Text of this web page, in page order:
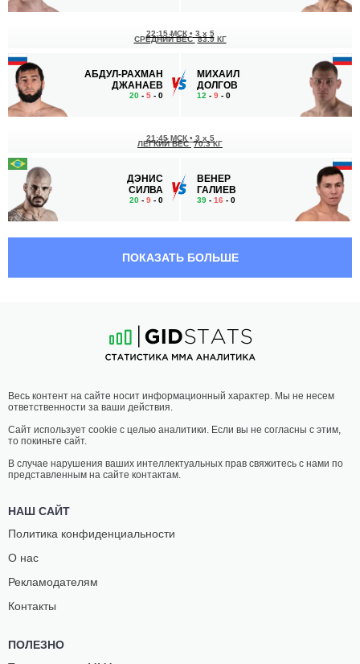
АБДУЛ-РАХМАН
ДЖАНАЕВ
20 - 5 - 0
22:15 МСК • 3 x 5
СРЕДНИЙ ВЕС 83.9 КГ
МИХАИЛ
ДОЛГОВ
12 - 9 - 0
ДЭНИС
СИЛВА
20 - 9 - 0
21:45 МСК • 3 x 5
ЛЕГКИЙ ВЕС 70.3 КГ
ВЕНЕР
ГАЛИЕВ
39 - 16 - 0
КЛЮЕВ
9-6- 1
20:45 МСК•
ПОЛУЛЕГКИЙ ВЕС 65.8 КГ
НИЗАМБЕК
ПОКАЗАТЬ БОЛЬШЕ
Весь контент на сайте носит информационный характер. Мы не несем
ответственности за ваши действия.
Сайт использует cookie с целью аналитики. Если вы не согласны с этим,
то покиньте сайт.
В случае нарушения ваших интеллектуальных прав свяжитесь с нами по
представленным на сайте контактам.
НАШ САЙТ
Политика конфиденциальности
О нас
Рекламодателям
Контакты
ПОЛЕЗНО